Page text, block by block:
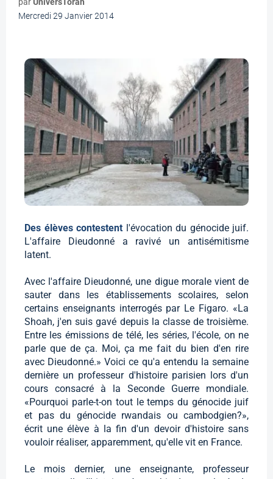
parUniversTorah
Mercredi 29 Janvier 2014
Des élèves contestent l'évocation du génocide juif.
L'affaire Dieudonné a ravivé un antisémitisme
latent.
Avec l'affaire Dieudonné, une digue morale vient de
sauter dans les établissements scolaires, selon
certains enseignants interrogés par Le Figaro. «La
Shoah, j'en suis gavé depuis la classe de troisième.
Entre les émissions de télé, les séries, l'école, on ne
parle que de ça. Moi, ça me fait du bien d'en rire
avec Dieudonné.» Voici ce qu'a entendu la semaine
dernière un professeur d'histoire parisien lors d'un
cours consacré à la Seconde Guerre mondiale.
«Pourquoi parle-t-on tout le temps du génocide juif
et pas du génocide rwandais ou cambodgien?»,
écrit une élève à la fin d'un devoir d'histoire sans
vouloir réaliser, apparemment, qu'elle vit en France.
Le mois dernier, une enseignante, professeur